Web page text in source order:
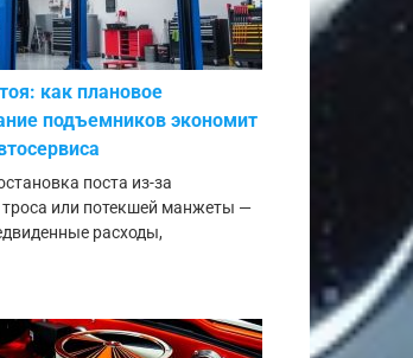
как плановое
подъемников экономит
поста из-за
троса или потекшей манжеты —
расходы,